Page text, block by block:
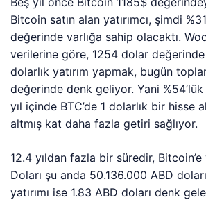
Bitcoin satın alan yatırımcı, şimdi
değerinde varlığa sahip olacaktı.
verilerine göre, 1254 dolar değerinde
dolarlık yatırım yapmak, bugün
değerinde denk geliyor. Yani
yıl içinde BTC’de 1 dolarlık bir hisse
altmış kat daha fazla getiri sağlıyor.
12.4 yıldan fazla bir süredir, Bitcoin’e
Doları şu anda 50.136.000 ABD
yatırımı ise 1.83 ABD doları denk